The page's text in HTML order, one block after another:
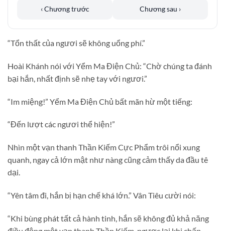
‹ Chương trước Chương sau ›
“Tổn thất của ngươi sẽ không uổng phí.”
Hoài Khánh nói với Yểm Ma Điện Chủ: “Chờ chúng ta đánh
bại hắn, nhất định sẽ nhẹ tay với ngươi.”
“Im miệng!” Yểm Ma Điện Chủ bất mãn hừ một tiếng:
“Đến lượt các ngươi thể hiện!”
Nhìn một vạn thanh Thần Kiếm Cực Phẩm trôi nổi xung
quanh, ngay cả lớn mật như nàng cũng cảm thấy da đầu tê
dại.
“Yên tâm đi, hắn bị hạn chế khá lớn.” Vân Tiêu cười nói:
“Khi bùng phát tất cả hành tinh, hắn sẽ không đủ khả năng